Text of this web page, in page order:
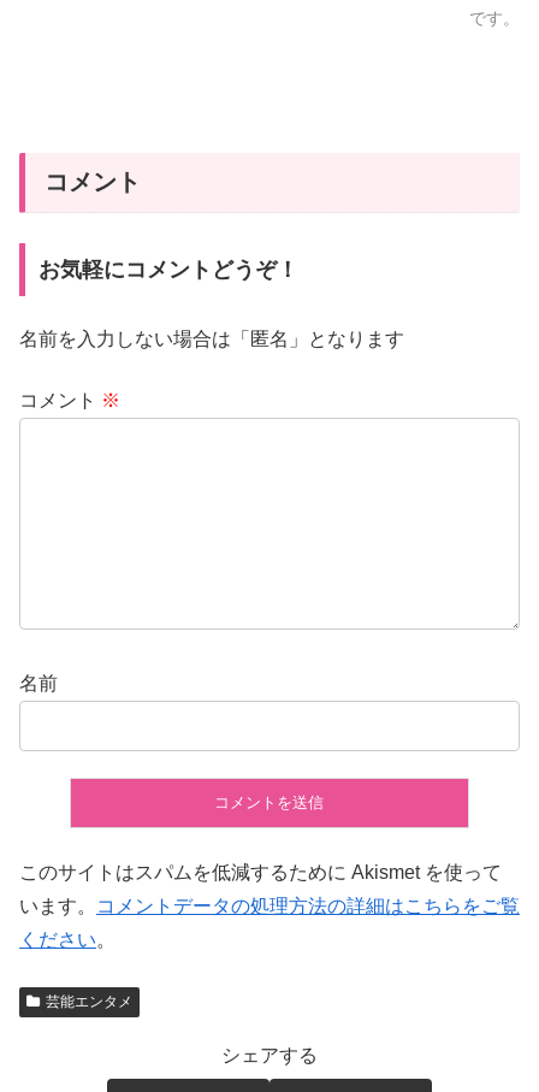
です。
コメント
お気軽にコメントどうぞ！
名前を入力しない場合は「匿名」となります
コメント ※
名前
このサイトはスパムを低減するために Akismet を使って
います。
コメントデータの処理方法の詳細はこちらをご覧
ください。
芸能エンタメ
シェアする